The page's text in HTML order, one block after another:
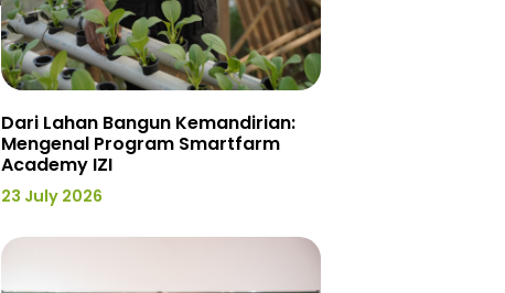
Dari Lahan Bangun Kemandirian:
Mengenal Program Smartfarm
Academy IZI
23 July 2026